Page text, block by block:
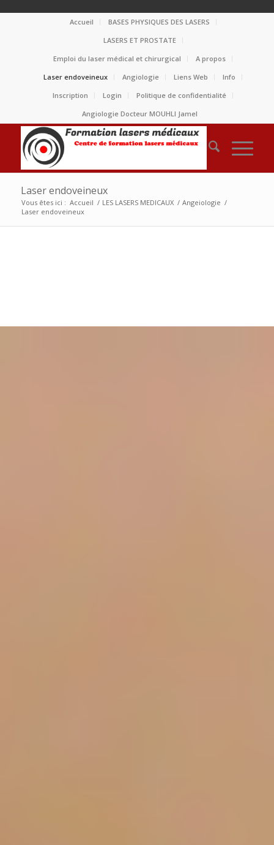
Accueil
BASES PHYSIQUES DES LASERS
LASERS ET PROSTATE
Emploi du laser médical et chirurgical
A propos
Laser endoveineux
Angiologie Liens Web
Info
Inscription
Login
Politique de confidentialité
Angiologie Docteur MOUHLI Jamel
Laser endoveineux
Vous êtes ici : Accueil / LES LASERS MEDICAUX / Angeiologie /
Laser endoveineux